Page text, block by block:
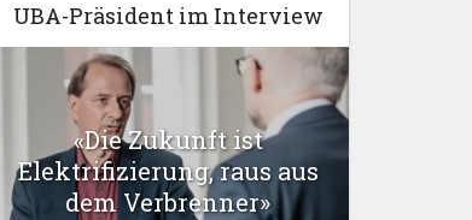
UBA-Präsident im Interview
«Die Zukunft ist
Elektrifizierung, raus aus
dem Verbrenner»